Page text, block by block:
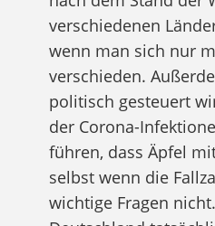
verschiedenen
wenn man sich nur
verschieden.
politisch gesteuert
der Corona-
führen, dass Äpfel
selbst wenn die
wichtige Fragen